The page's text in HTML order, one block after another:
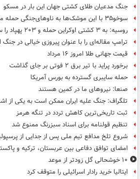
جنگ مدعیان طلای کشتی جهان این بار در مسکو
سوخو۳۵ با این موشک‌ها به ناوهای‌جنگی حمله می‌کند
روسیه: به ۳ کشتی اوکراین حمله و ۲۰۳ پهپاد را سرنگون کردیم
ترامپ مقاله‌ای را با عنوان پیروزی خیالی در جنگ
قیمت جهانی طلا امروز ۱۶ مرداد
برخورد پراید با تیر برق ۲ فوتی بر جای گذاشت
حمله سایبری گسترده به بورس آمریکا
صنعا: نیروهای ما در کمین‌ هستند
تلگراف: جنگ علیه ایران ممکن است به یکی از
ثبت تاریخی‌ترین کاهش تردد در تنگه هرمز
تنظیم قولنامه برای اسناد سبزرنگ ممنوع شد
شروع تلخ مدافع تیم ملی پس از جدایی از
امضای توافق دفاعی بین عربستان، ترکیه و
۱۰ خوشحالی گل زودتر از موعد
ایتالیا خرید رادار اسرائیلی را متوقف کرد